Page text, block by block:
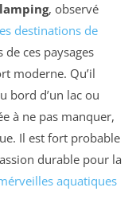
, observé
destinations de
ces paysages
moderne. Qu’il
bord d’un lac ou
à ne pas manquer,
Il est fort probable
durable pour la
aquatiques